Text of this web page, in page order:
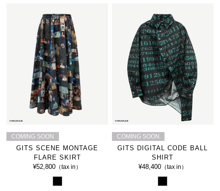
COMING SOON
GITS SCENE MONTAGE
FLARE SKIRT
¥52,800 （tax in）
COMING SOON
GITS DIGITAL CODE BALL
SHIRT
¥48,400（tax in）